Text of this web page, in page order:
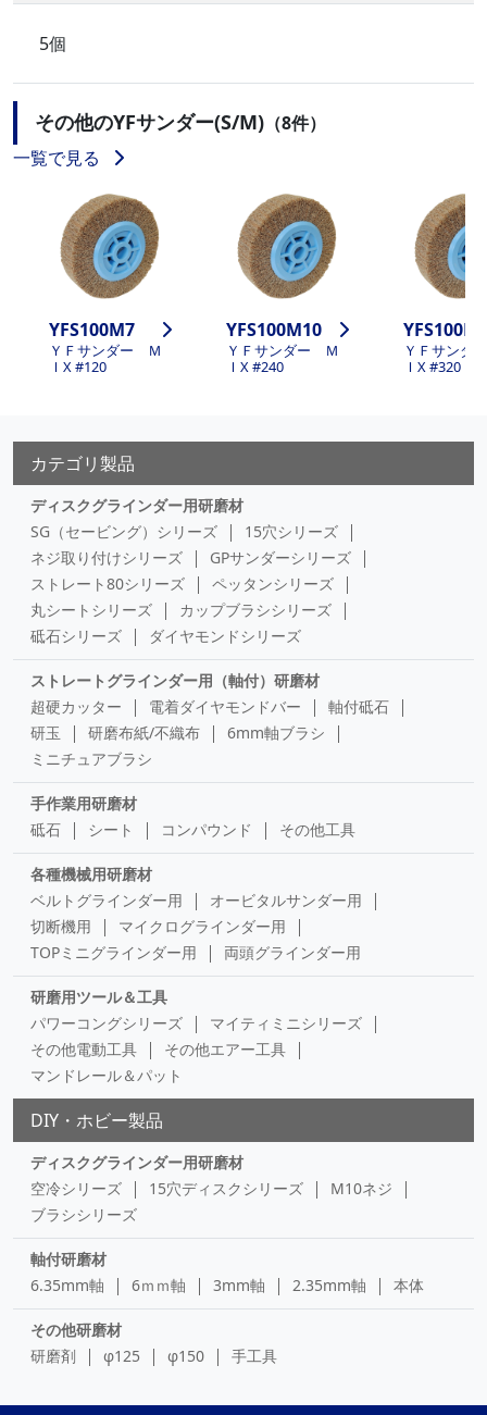
5個
その他のYFサンダー(S/M) （8件）
一覧で見る
YFS100M7
ＹＦサンダー Ｍ
ＩX #120
YFS100M10
ＹＦサンダー Ｍ
ＩX #240
ＹＦサンダ
ＩX #320
カテゴリ製品
ディスクグラインダー用研磨材
SG（セービング）シリーズ
15穴シリーズ
ネジ取り付けシリーズ
GPサンダーシリーズ
ストレート80シリーズ
ペッタンシリーズ
丸シートシリーズ
カップブラシシリーズ
砥石シリーズ
ダイヤモンドシリーズ
ストレートグラインダー用（軸付）研磨材
超硬カッター
電着ダイヤモンドバー
軸付砥石
研玉
研磨布紙/不織布
6mm軸ブラシ
ミニチュアブラシ
手作業用研磨材
砥石
シート コンパウンド その他工具
各種機械用研磨材
ベルトグラインダー用
オービタルサンダー用
切断機用
マイクログラインダー用
TOPミニグラインダー用
両頭グラインダー用
研磨用ツール＆工具
パワーコングシリーズ
マイティミニシリーズ
その他電動工具
その他エアー工具
マンドレール＆パット
DIY・ホビー製品
ディスクグラインダー用研磨材
空冷シリーズ
15穴ディスクシリーズ
M10ネジ
ブラシシリーズ
軸付研磨材
6.35mm軸
6ｍｍ軸 3mm軸 2.35mm軸 本体
その他研磨材
研磨剤
φ125 φ150 手工具